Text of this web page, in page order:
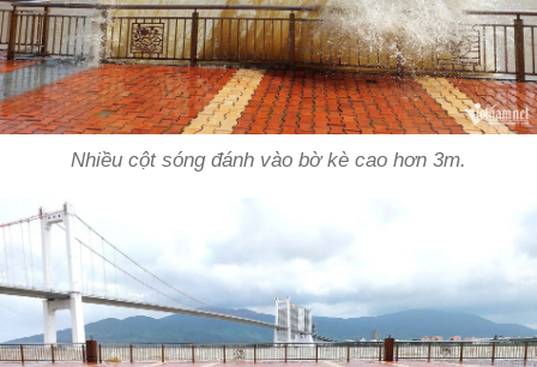
Nhiều cột sóng đánh vào bờ kè cao hơn 3m.